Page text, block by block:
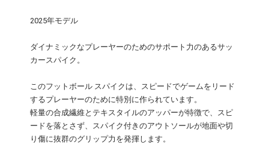
2025年モデル
ダイナミックなプレーヤーのためのサポート力のあるサッ
カースパイク。
このフットボール スパイクは、スピードでゲームをリード
するプレーヤーのために特別に作られています。
軽量の合成繊維とテキスタイルのアッパーが特徴で、スピ
ードを落とさず、スパイク付きのアウトソールが地面や切
り傷に抜群のグリップ力を発揮します。